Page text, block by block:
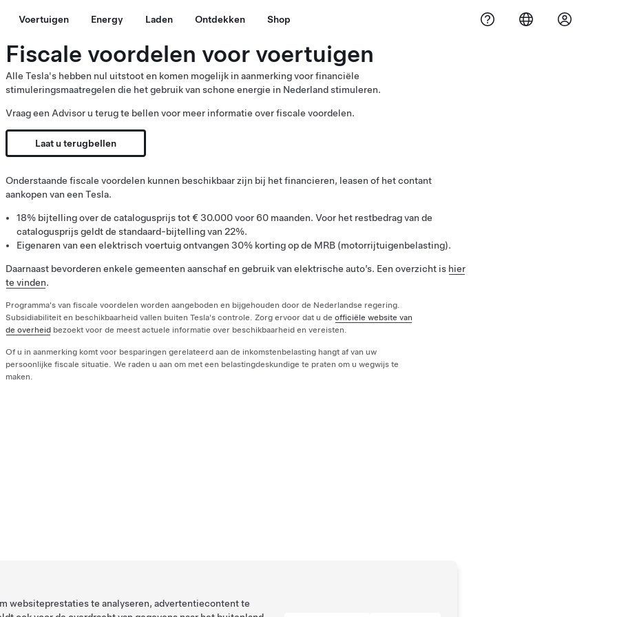
Voertuigen Energy Laden Ontdekken Shop
Fiscale voordelen voor voertuigen
Alle Tesla's hebben nul uitstoot en komen mogelijk in aanmerking voor financiële
stimuleringsmaatregelen die het gebruik van schone energie in Nederland stimuleren.
Vraag een Advisor u terug te bellen voor meer informatie over fiscale voordelen.
Laat u terugbellen
Onderstaande fiscale voordelen kunnen beschikbaar zijn bij het financieren, leasen of het contant
aankopen van een Tesla.
18% bijtelling over de catalogusprijs tot € 30.000 voor 60 maanden. Voor het restbedrag van de
catalogusprijs geldt de standaard-bijtelling van 22%.
Eigenaren van een elektrisch voertuig ontvangen 30% korting op de MRB (motorrijtuigenbelasting).
Daarnaast bevorderen enkele gemeenten aanschaf en gebruik van elektrische auto’s. Een overzicht is hier
te vinden.
Programma's van fiscale voordelen worden aangeboden en bijgehouden door de Nederlandse regering.
Subsidiabiliteit en beschikbaarheid vallen buiten Tesla's controle. Zorg ervoor dat u de officiële website van
de overheid bezoekt voor de meest actuele informatie over beschikbaarheid en vereisten.
Of u in aanmerking komt voor besparingen gerelateerd aan de inkomstenbelasting hangt af van uw
persoonlijke fiscale situatie. We raden u aan om met een belastingdeskundige te praten om u wegwijs te
maken.
websiteprestaties te analyseren, advertentiecontent te